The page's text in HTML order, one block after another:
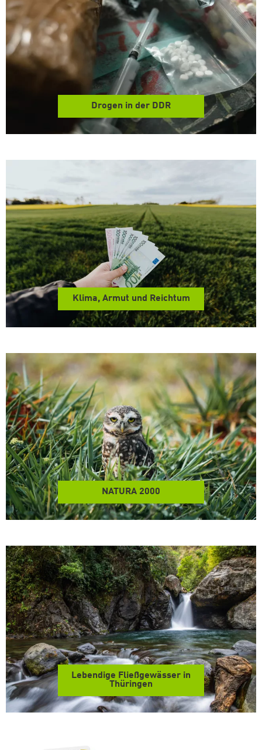
Drogen in der DDR
Klima, Armut und Reichtum
NATURA 2000
Lebendige Fließgewässer in
Thüringen